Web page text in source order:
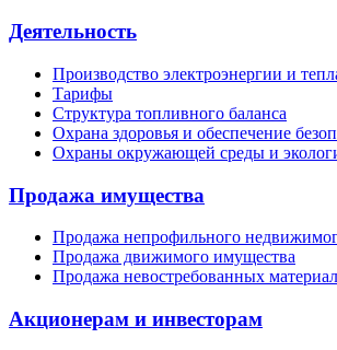
Деятельность
Производство электроэнергии и
Тарифы
Структура топливного баланса
Охрана здоровья и обеспечение
Охраны окружающей среды и
Продажа имущества
Продажа непрофильного
Продажа движимого имущества
Продажа невостребованных
Акционерам и инвесторам